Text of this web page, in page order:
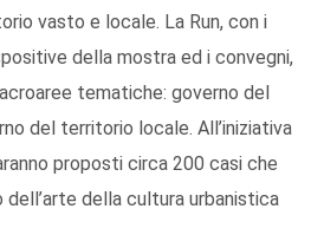
vasto e locale. La Run, con i
della mostra ed i convegni,
tematiche: governo del
del territorio locale. All’iniziativa
proposti circa 200 casi che
della cultura urbanistica